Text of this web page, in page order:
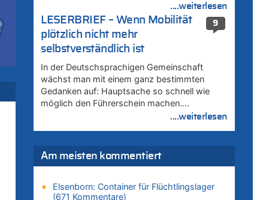
....weiterlesen
9
LESERBRIEF – Wenn Mobilität
plötzlich nicht mehr
selbstverständlich ist
In der Deutschsprachigen Gemeinschaft
wächst man mit einem ganz bestimmten
Gedanken auf: Hauptsache so schnell wie
möglich den Führerschein machen….
....weiterlesen
Am meisten kommentiert
Elsenborn: Container für Flüchtlingslager
(671 Kommentare)